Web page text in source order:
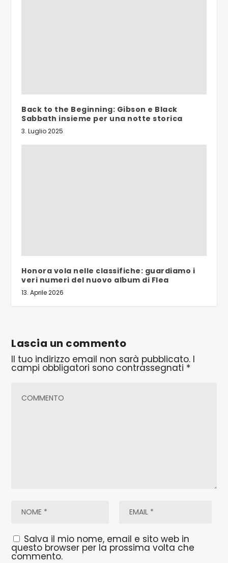
Back to the Beginning: Gibson e Black
Sabbath insieme per una notte storica
3. Luglio 2025
Honora vola nelle classifiche: guardiamo i
veri numeri del nuovo album di Flea
13. Aprile 2026
Lascia un commento
Il tuo indirizzo email non sarà pubblicato. I
campi obbligatori sono contrassegnati *
Salva il mio nome, email e sito web in
questo browser per la prossima volta che
commento.